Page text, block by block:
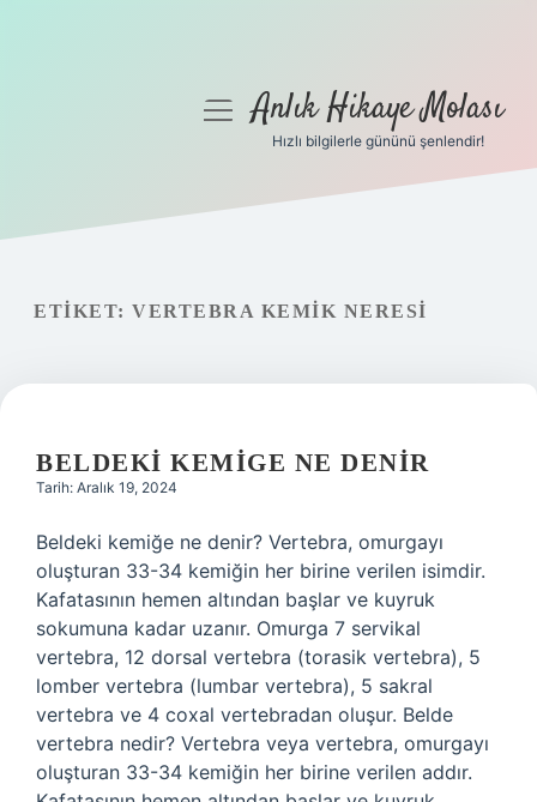
Gizlilik Politikası
menüyüAnlık Hikaye Molası
Hızlı bilgilerle gününü şenlendir!
ETIKET: VERTEBRA KEMIK NERESI
BELDEKI KEMIGE NE DENIR
Tarih: Aralık 19, 2024
Beldeki kemiğe ne denir? Vertebra, omurgayı
oluşturan 33-34 kemiğin her birine verilen isimdir.
Kafatasının hemen altından başlar ve kuyruk
sokumuna kadar uzanır. Omurga 7 servikal
vertebra, 12 dorsal vertebra (torasik vertebra), 5
lomber vertebra (lumbar vertebra), 5 sakral
vertebra ve 4 coxal vertebradan oluşur. Belde
vertebra nedir? Vertebra veya vertebra, omurgayı
oluşturan 33-34 kemiğin her birine verilen addır.